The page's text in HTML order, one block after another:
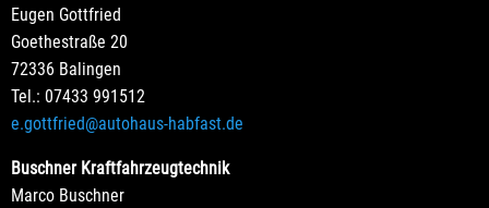
Eugen Gottfried
Goethestraße 20
72336 Balingen
Tel.: 07433 991512
e.gottfried@autohaus-habfast.de
Buschner Kraftfahrzeugtechnik
Marco Buschner